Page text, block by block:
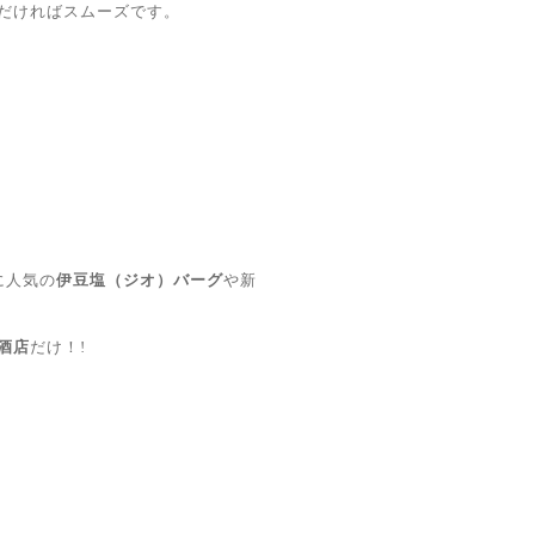
ければスムーズです。
人気の伊豆塩（ジオ）バーグや新
店だけ！!